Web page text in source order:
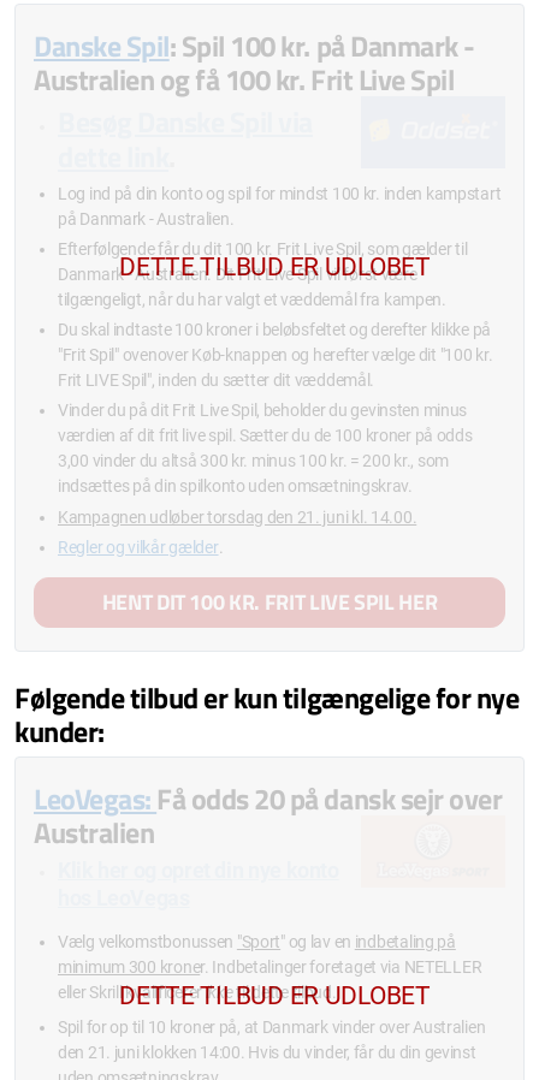
Danske Spil: Spil 100 kr. på Danmark -
Australien og få 100 kr. Frit Live Spil
Log ind på din konto og spil for mindst 100 kr. inden kampstart
på Danmark - Australien.
Efterfølgende får du dit 100 kr. Frit Live Spil, som gælder til
Danmark - Australien. Dit Frit Live Spil vil først være
tilgængeligt, når du har valgt et væddemål fra kampen.
Du skal indtaste 100 kroner i beløbsfeltet og derefter klikke på
"Frit Spil" ovenover Køb-knappen og herefter vælge dit "100 kr.
Frit LIVE Spil", inden du sætter dit væddemål.
Vinder du på dit Frit Live Spil, beholder du gevinsten minus
værdien af dit frit live spil. Sætter du de 100 kroner på odds
3,00 vinder du altså 300 kr. minus 100 kr. = 200 kr., som
indsættes på din spilkonto uden omsætningskrav.
Kampagnen udløber torsdag den 21. juni kl. 14.00.
Regler og vilkår gælder.
HENT DIT 100 KR. FRIT LIVE SPIL HER
Følgende tilbud er kun tilgængelige for nye
kunder:
LeoVegas:Få odds 20 på dansk sejr over
Australien
Vælg velkomstbonussen "Sport" og lav en indbetaling på
minimum 300 kroner. Indbetalinger foretaget via NETELLER
eller Skrill kvalificererikketil dette tilbud.
Spil for op til 10 kroner på, at Danmark vinder over Australien
den 21. juni klokken 14:00. Hvis du vinder, får du din gevinst